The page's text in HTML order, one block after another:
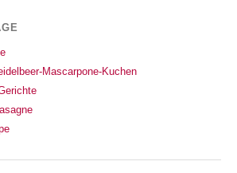
Mascarpone-Kuchen